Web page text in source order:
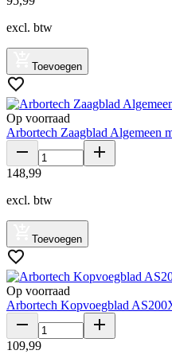
excl. btw
Toevoegen
Op voorraad
Arbortech Zaagblad Algemeen
148,99
excl. btw
Toevoegen
Op voorraad
Arbortech Kopvoegblad
109,99